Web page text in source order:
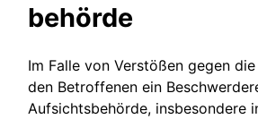
behörde
Im Falle von Verstößen gegen die
den Betroffenen ein
Aufsichtsbehörde, insbesondere